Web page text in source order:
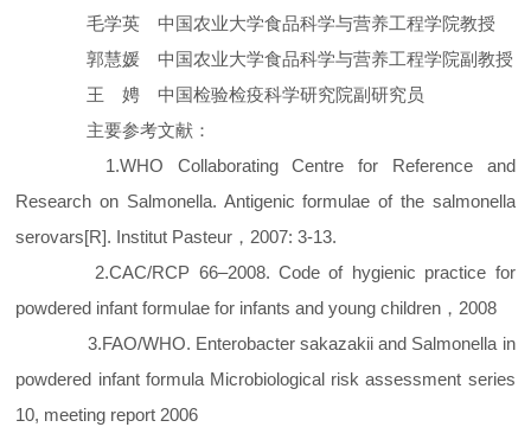
毛学英 中国农业大学食品科学与营养工程学院教授
郭慧媛 中国农业大学食品科学与营养工程学院副教授
王 娉 中国检验检疫科学研究院副研究员
主要参考文献：
1.WHO Collaborating Centre for Reference and
Research on Salmonella. Antigenic formulae of the salmonella
serovars[R]. Institut Pasteur，2007: 3-13.
2.CAC/RCP 66–2008. Code of hygienic practice for
powdered infant formulae for infants and young children，2008
3.FAO/WHO. Enterobacter sakazakii and Salmonella in
powdered infant formula Microbiological risk assessment series
10, meeting report 2006